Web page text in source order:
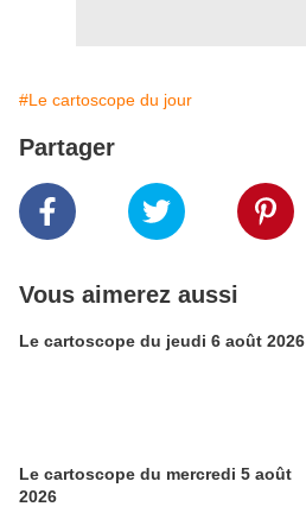
#Le cartoscope du jour
Partager
Vous aimerez aussi
Le cartoscope du jeudi 6 août 2026
Le cartoscope du mercredi 5 août
2026